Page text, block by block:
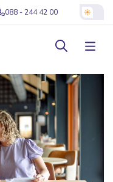
088 - 244 42 00